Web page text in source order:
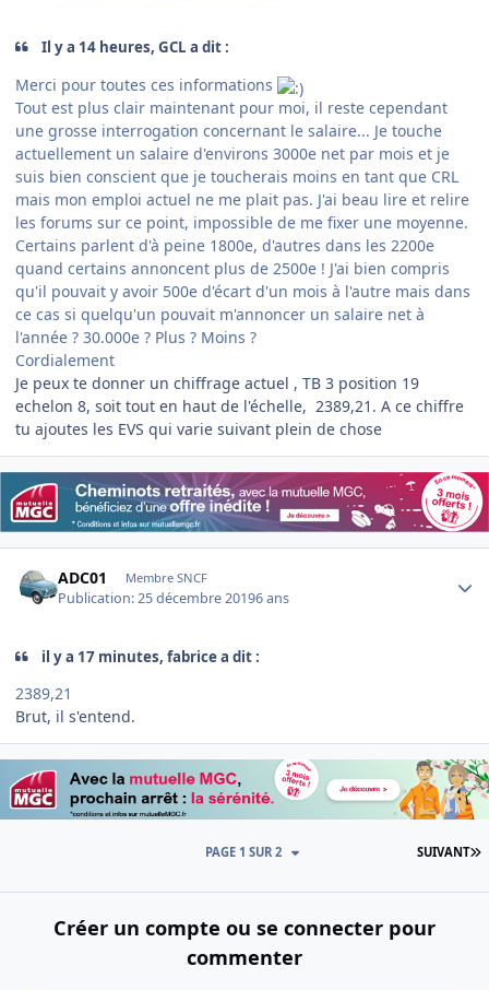
Il y a 14 heures, GCL a dit :
Merci pour toutes ces informations
Tout est plus clair maintenant pour moi, il reste cependant
une grosse interrogation concernant le salaire... Je touche
actuellement un salaire d'environs 3000e net par mois et je
suis bien conscient que je toucherais moins en tant que CRL
mais mon emploi actuel ne me plait pas. J'ai beau lire et relire
les forums sur ce point, impossible de me fixer une moyenne.
Certains parlent d'à peine 1800e, d'autres dans les 2200e
quand certains annoncent plus de 2500e ! J'ai bien compris
qu'il pouvait y avoir 500e d'écart d'un mois à l'autre mais dans
ce cas si quelqu'un pouvait m'annoncer un salaire net à
l'année ? 30.000e ? Plus ? Moins ?
Cordialement
Je peux te donner un chiffrage actuel , TB 3 position 19
echelon 8, soit tout en haut de l'échelle, 2389,21. A ce chiffre
tu ajoutes les EVS qui varie suivant plein de chose
ADC01 Membre SNCF
Publication:25 décembre 20196 ans
il y a 17 minutes, fabrice a dit :
2389,21
Brut, il s'entend.
SUIVANT
PAGE 1 SUR 2
Créer un compte ou se connecter pour
commenter